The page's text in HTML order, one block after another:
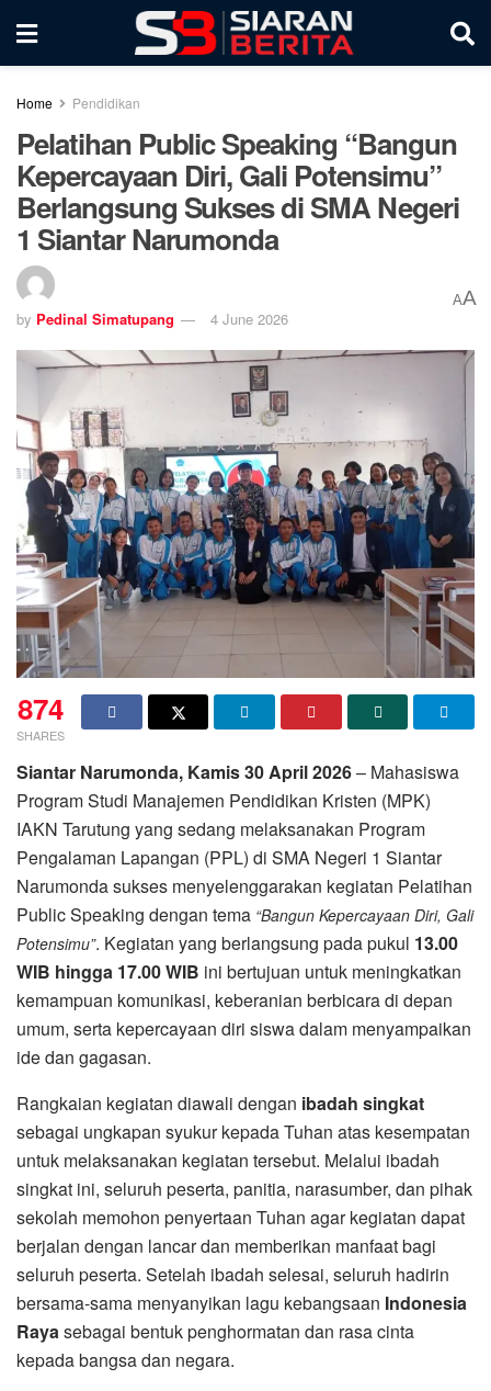
Home Pendidikan
Pelatihan Public Speaking “Bangun
Kepercayaan Diri, Gali Potensimu”
Berlangsung Sukses di SMA Negeri
1 Siantar Narumonda
by Pedinal Simatupang 4 June 2026
AA
874
SHARES
Siantar Narumonda, Kamis30 April 2026– Mahasiswa
Program Studi Manajemen Pendidikan Kristen (MPK)
IAKN Tarutung yang sedang melaksanakan Program
Pengalaman Lapangan (PPL) di SMA Negeri 1 Siantar
Narumonda sukses menyelenggarakan kegiatan Pelatihan
Public Speaking dengan tema “Bangun Kepercayaan Diri, Gali
Potensimu”. Kegiatan yang berlangsung pada pukul 13.00
WIB hingga 17.00 WIB ini bertujuan untuk meningkatkan
kemampuan komunikasi, keberanian berbicara di depan
umum, serta kepercayaan diri siswa dalam menyampaikan
ide dan gagasan.
Rangkaian kegiatan diawali dengan ibadah singkat
sebagai ungkapan syukur kepada Tuhan atas kesempatan
untuk melaksanakan kegiatan tersebut. Melalui ibadah
singkat ini, seluruh peserta, panitia, narasumber, dan pihak
sekolah memohon penyertaan Tuhan agar kegiatan dapat
berjalan dengan lancar dan memberikan manfaat bagi
seluruh peserta. Setelah ibadah selesai, seluruh hadirin
bersama-sama menyanyikan lagu kebangsaan Indonesia
Rayasebagai bentuk penghormatan dan rasa cinta
kepada bangsa dan negara.